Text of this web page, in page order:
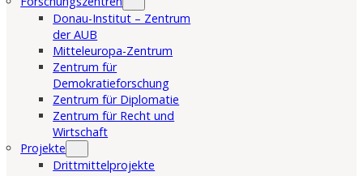
Donau-Institut – Zentrum
der AUB
Mitteleuropa-Zentrum
Zentrum für
Demokratieforschung
Zentrum für Diplomatie
Zentrum für Recht und
Wirtschaft
Projekte
Drittmittelprojekte